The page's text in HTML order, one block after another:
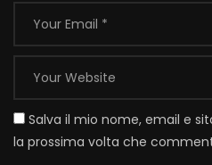
Salva il mio nome, email e
la prossima volta che